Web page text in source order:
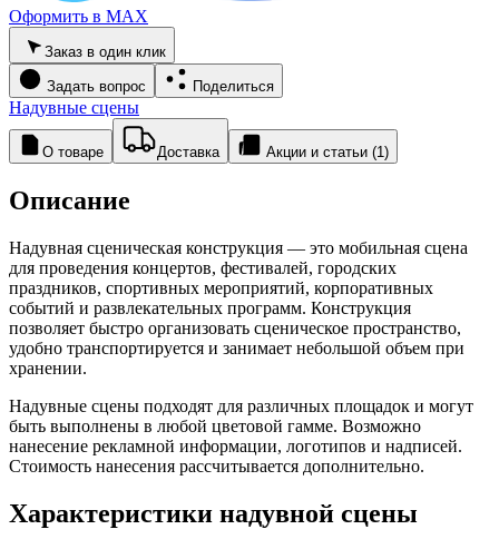
Оформить в MAX
Заказ в один клик
Задать вопрос Поделиться
Надувные сцены
О товаре Доставка Акции и статьи (1)
Описание
Надувная сценическая конструкция — это мобильная сцена
для проведения концертов, фестивалей, городских
праздников, спортивных мероприятий, корпоративных
событий и развлекательных программ. Конструкция
позволяет быстро организовать сценическое пространство,
удобно транспортируется и занимает небольшой объем при
хранении.
Надувные сцены подходят для различных площадок и могут
быть выполнены в любой цветовой гамме. Возможно
нанесение рекламной информации, логотипов и надписей.
Стоимость нанесения рассчитывается дополнительно.
Характеристики надувной сцены